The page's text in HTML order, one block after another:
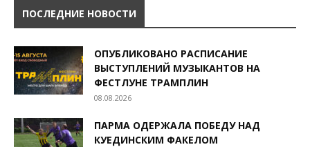
ПОСЛЕДНИЕ НОВОСТИ
ОПУБЛИКОВАНО РАСПИСАНИЕ
ВЫСТУПЛЕНИЙ МУЗЫКАНТОВ НА
ФЕСТЛУНЕ ТРАМПЛИН
08.08.2026
ПАРМА ОДЕРЖАЛА ПОБЕДУ НАД
КУЕДИНСКИМ ФАКЕЛОМ